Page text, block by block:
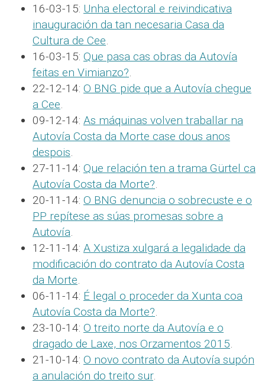
16-03-15: Unha electoral e reivindicativa
inauguración da tan necesaria Casa da
Cultura de Cee.
16-03-15: Que pasa cas obras da Autovía
feitas en Vimianzo?.
22-12-14: O BNG pide que a Autovía chegue
a Cee.
09-12-14: As máquinas volven traballar na
Autovía Costa da Morte case dous anos
despois.
27-11-14: Que relación ten a trama Gürtel ca
Autovía Costa da Morte?.
20-11-14: O BNG denuncia o sobrecuste e o
PP repítese as súas promesas sobre a
Autovía.
12-11-14: A Xustiza xulgará a legalidade da
modificación do contrato da Autovía Costa
da Morte.
06-11-14: É legal o proceder da Xunta coa
Autovía Costa da Morte?.
23-10-14: O treito norte da Autovía e o
dragado de Laxe, nos Orzamentos 2015.
21-10-14: O novo contrato da Autovía supón
a anulación do treito sur.